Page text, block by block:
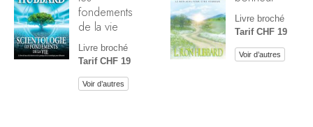
fondements
de la vie
Livre broché
Tarif CHF 19
Voir d’autres
Livre broché
Tarif CHF 19
Voir d’autres